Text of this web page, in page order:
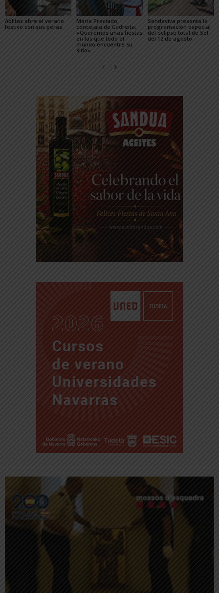
Ablitas abre el verano
festivo con sus peras
María Preciado,
concejala de Cadreita:
«Queremos unas fiestas
en las que todo el
mundo encuentre su
sitio»
Sendaviva presenta la
programación especial
del eclipse total de Sol
del 12 de agosto